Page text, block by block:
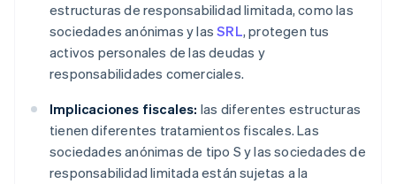
estructuras de responsabilidad limitada, como las
sociedades anónimas y lasSRL, protegen tus
activos personales de las deudas y
responsabilidades comerciales.
Implicaciones fiscales: las diferentes estructuras
tienen diferentes tratamientos fiscales. Las
sociedades anónimas de tipo S y las sociedades de
responsabilidad limitada están sujetas a la